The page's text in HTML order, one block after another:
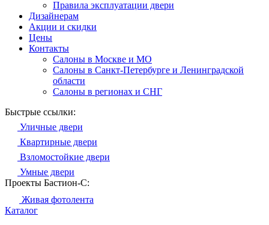
Правила эксплуатации двери
Дизайнерам
Акции и скидки
Цены
Контакты
Салоны в Москве и МО
Салоны в Санкт-Петербурге и Ленинградской
области
Салоны в регионах и СНГ
Быстрые ссылки:
Уличные двери
Квартирные двери
Взломостойкие двери
Умные двери
Проекты Бастион-С:
Живая фотолента
Каталог